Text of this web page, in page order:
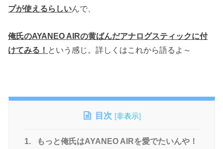
プが使えるらしいんで、
俺氏のAYANEO AIRの黄ばんだアナログスティックに付
けてみる！ という感じ。詳しくはこれから語るよ～
目次 [非表示]
1.
もっと俺氏はAYANEO AIRを愛でたいんや！